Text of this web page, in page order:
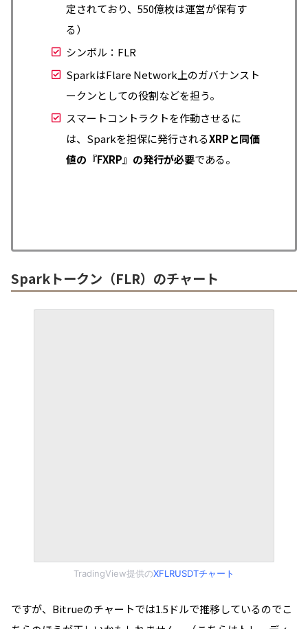
定されており、550億枚は運営が保有す
る）
シンボル：FLR
SparkはFlare Network上のガバナンスト
ークンとしての役割などを担う。
スマートコントラクトを作動させるに
は、Sparkを担保に発行されるXRPと同価
値の『FXRP』の発行が必要である。
Sparkトークン（FLR）のチャート
TradingView提供のXFLRUSDTチャート
ですが、Bitrueのチャートでは1.5ドルで推移しているのでこ